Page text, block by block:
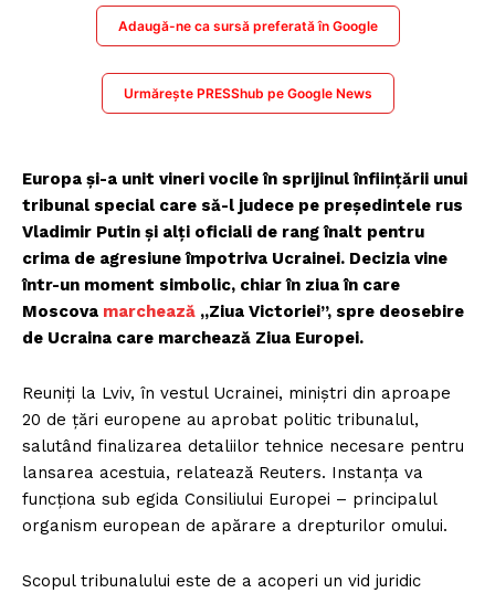
Adaugă-ne ca sursă preferată în Google
Urmărește PRESShub pe Google News
Europa și-a unit vineri vocile în sprijinul înființării unui
tribunal special care să-l judece pe președintele rus
Vladimir Putin și alți oficiali de rang înalt pentru
crima de agresiune împotriva Ucrainei. Decizia vine
într-un moment simbolic, chiar în ziua în care
Moscova marchează „Ziua Victoriei”, spre deosebire
de Ucraina care marchează Ziua Europei.
Reuniți la Lviv, în vestul Ucrainei, miniștri din aproape
20 de țări europene au aprobat politic tribunalul,
salutând finalizarea detaliilor tehnice necesare pentru
lansarea acestuia, relatează Reuters. Instanța va
funcționa sub egida Consiliului Europei – principalul
organism european de apărare a drepturilor omului.
Scopul tribunalului este de a acoperi un vid juridic